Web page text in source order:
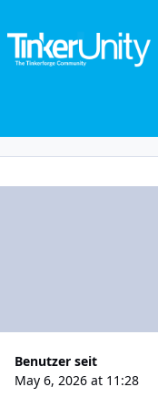
Benutzer seit
May 6, 2026 at 11:28